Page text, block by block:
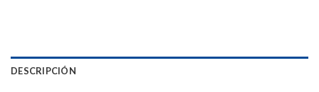
DESCRIPCIÓN